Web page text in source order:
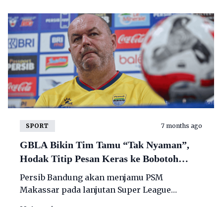
SPORT 7 months ago
GBLA Bikin Tim Tamu “Tak Nyaman”,
Hodak Titip Pesan Keras ke Bobotoh
Jelang Persib Vs PSM: “Saya Harap Tak
Ada Lagi Suar
Persib Bandung akan menjamu PSM
Makassar pada lanjutan Super League